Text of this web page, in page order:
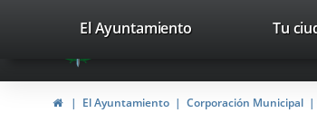
Portal
Web
del
valladolid.es
El Ayuntamiento Tu
InicioEl Ayuntamiento Corporación Municipal